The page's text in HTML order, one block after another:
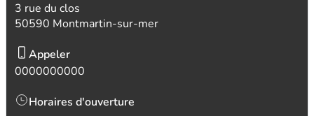
3 rue du clos
50590 Montmartin-sur-mer
Appeler
0000000000
Horaires d'ouverture